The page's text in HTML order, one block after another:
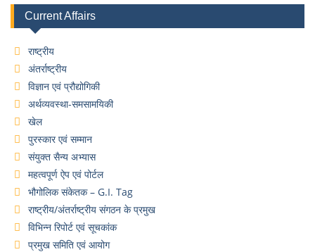
Current Affairs
राष्ट्रीय
अंतर्राष्ट्रीय
विज्ञान एवं प्रौद्योगिकी
अर्थव्यवस्था-समसामयिकी
खेल
पुरस्कार एवं सम्मान
संयुक्त सैन्य अभ्यास
महत्वपूर्ण ऐप एवं पोर्टल
भौगोलिक संकेतक – G.I. Tag
राष्ट्रीय/अंतर्राष्ट्रीय संगठन के प्रमुख
विभिन्न रिपोर्ट एवं सूचकांक
प्रमुख समिति एवं आयोग